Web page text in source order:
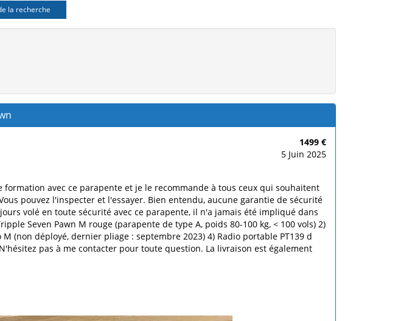
la recherche
1499 €
5 Juin 2025
avec ce parapente et je le recommande à tous ceux qui souhaitent
pouvez l'inspecter et l'essayer. Bien entendu, aucune garantie de sécurité
volé en toute sécurité avec ce parapente, il n'a jamais été impliqué dans
Seven Pawn M rouge (parapente de type A, poids 80-100 kg, < 100 vols) 2)
(non déployé, dernier pliage : septembre 2023) 4) Radio portable PT139 d
pas à me contacter pour toute question. La livraison est également